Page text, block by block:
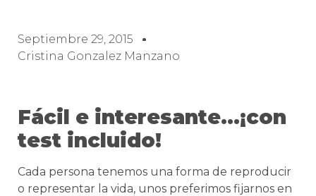
Septiembre 29, 2015
Cristina Gonzalez Manzano
Fácil e interesante…¡con
test incluido!
Cada persona tenemos una forma de reproducir
o representar la vida, unos preferimos fijarnos en